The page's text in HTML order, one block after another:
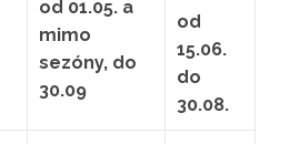
od 01.05. a
mimo
sezóny, do
30.09
od
15.06.
do
30.08.